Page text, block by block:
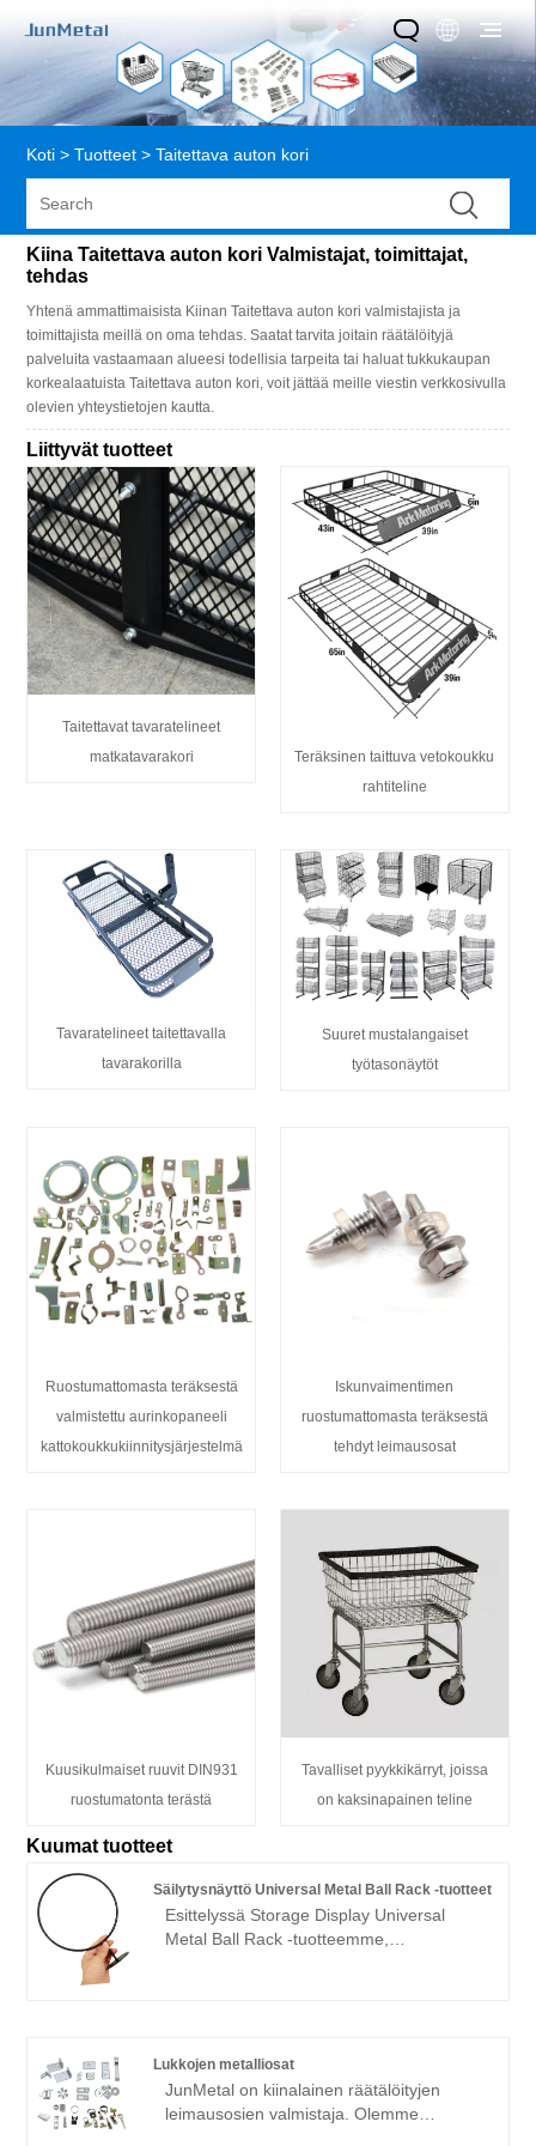
Koti > Tuotteet > Taitettava auton kori
Kiina Taitettava auton kori Valmistajat, toimittajat,
tehdas
Yhtenä ammattimaisista Kiinan Taitettava auton kori valmistajista ja
toimittajista meillä on oma tehdas. Saatat tarvita joitain räätälöityjä
palveluita vastaamaan alueesi todellisia tarpeita tai haluat tukkukaupan
korkealaatuista Taitettava auton kori, voit jättää meille viestin verkkosivulla
olevien yhteystietojen kautta.
Liittyvät tuotteet
Taitettavat tavaratelineet
matkatavarakori
Teräksinen taittuva vetokoukku
rahtiteline
Tavaratelineet taitettavalla
tavarakorilla
Suuret mustalangaiset
työtasonäytöt
Ruostumattomasta teräksestä
valmistettu aurinkopaneeli
kattokoukkukiinnitysjärjestelmä
Iskunvaimentimen
ruostumattomasta teräksestä
tehdyt leimausosat
Kuusikulmaiset ruuvit DIN931
ruostumatonta terästä
Tavalliset pyykkikärryt, joissa
on kaksinapainen teline
Kuumat tuotteet
Säilytysnäyttö Universal Metal Ball Rack -tuotteet
Esittelyssä Storage Display Universal
Metal Ball Rack -tuotteemme,
useille palloille, mukaan lukien
koripalloille, jalkapalloille ja lentopalloille.
Korkealaatuisesta metallista valmistetut
Lukkojen metalliosat
JunMetal on kiinalainen räätälöityjen
leimausosien valmistaja. Olemme